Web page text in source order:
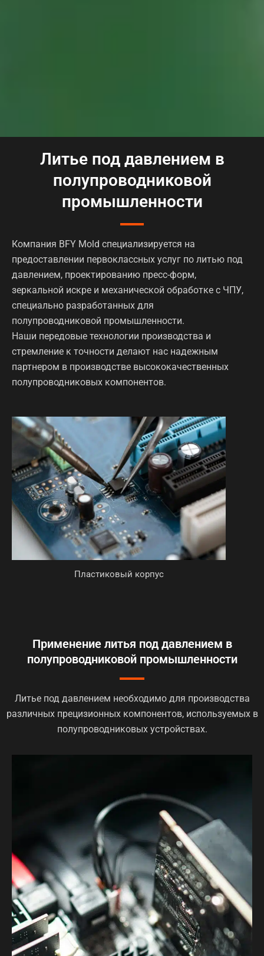
Пластиковый корпус
Литье под давлением в
полупроводниковой
промышленности
Компания BFY Mold специализируется на
предоставлении первоклассных услуг по литью под
давлением, проектированию пресс-форм,
зеркальной искре и механической обработке с ЧПУ,
специально разработанных для
полупроводниковой промышленности.
Наши передовые технологии производства и
стремление к точности делают нас надежным
партнером в производстве высококачественных
полупроводниковых компонентов.
Применение литья под давлением в
полупроводниковой промышленности
Литье под давлением необходимо для производства
различных прецизионных компонентов, используемых в
полупроводниковых устройствах.